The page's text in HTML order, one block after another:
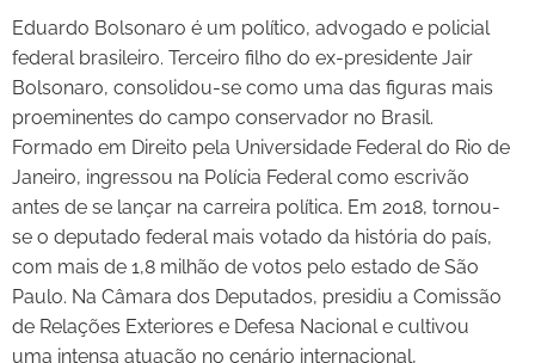
Eduardo Bolsonaro é um político, advogado e policial
federal brasileiro. Terceiro filho do ex-presidente Jair
Bolsonaro, consolidou-se como uma das figuras mais
proeminentes do campo conservador no Brasil.
Formado em Direito pela Universidade Federal do Rio de
Janeiro, ingressou na Polícia Federal como escrivão
antes de se lançar na carreira política. Em 2018, tornou-
se o deputado federal mais votado da história do país,
com mais de 1,8 milhão de votos pelo estado de São
Paulo. Na Câmara dos Deputados, presidiu a Comissão
de Relações Exteriores e Defesa Nacional e cultivou
uma intensa atuação no cenário internacional,